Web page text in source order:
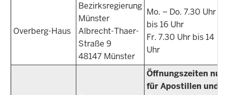
Overberg-Haus
Bezirksregierung
Münster
Albrecht-Thaer-
Straße 9
48147 Münster
Mo. – Do. 7.30 Uhr
bis 16 Uhr
Fr. 7.30 Uhr bis 14
Uhr
Öffnungszeiten nur
für Apostillen und